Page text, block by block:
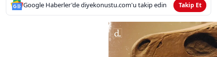
Google Haberler'de diyekonustu.com'u takip edin Takip Et